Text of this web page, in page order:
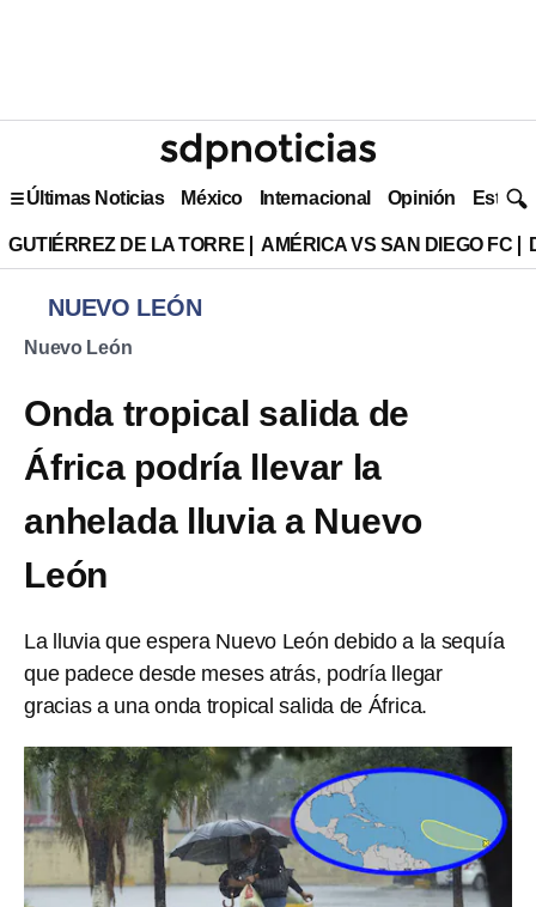
Últimas Noticias México Internacional Opinión Estilo
GUTIÉRREZ DE LA TORRE AMÉRICA VS SAN DIEGO FC
NUEVO LEÓN
Nuevo León
Onda tropical salida de
África podría llevar la
anhelada lluvia a Nuevo
León
La lluvia que espera Nuevo León debido a la sequía
que padece desde meses atrás, podría llegar
gracias a una onda tropical salida de África.